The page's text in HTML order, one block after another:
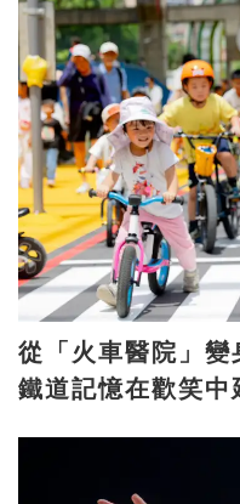
從「火車醫院」
鐵道記憶在歡笑中